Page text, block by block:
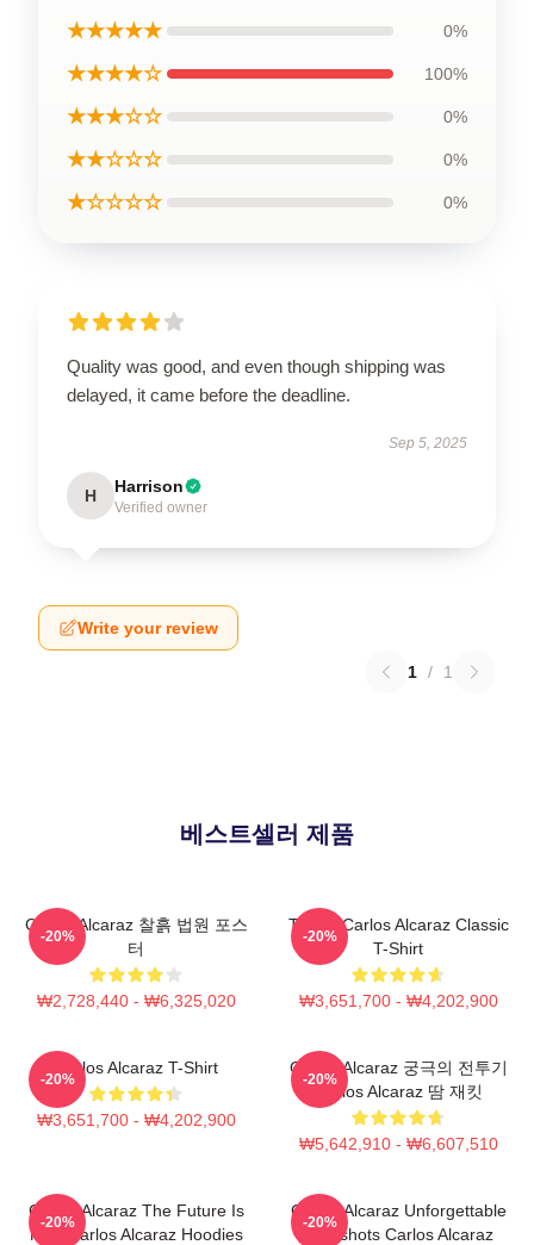
★★★★★ 0%
★★★★☆ 100%
★★★☆☆ 0%
★★☆☆☆ 0%
★☆☆☆☆ 0%
Quality was good, and even though shipping was
delayed, it came before the deadline.
Sep 5, 2025
H Harrison
Verified owner
Write your review
1 / 1
베스트셀러 제품
Carlos Alcaraz 찰흙 법원 포스
터
₩2,728,440 - ₩6,325,020
-20%
Tennis Carlos Alcaraz Classic
T-Shirt
₩3,651,700 - ₩4,202,900
-20%
Carlos Alcaraz T-Shirt
₩3,651,700 - ₩4,202,900
-20%
Carlos Alcaraz 궁극의 전투기
Carlos Alcaraz 땀 재킷
₩5,642,910 - ₩6,607,510
-20%
Carlos Alcaraz The Future Is
Now Carlos Alcaraz Hoodies
-20%
Carlos Alcaraz Unforgettable
Dropshots Carlos Alcaraz
-20%